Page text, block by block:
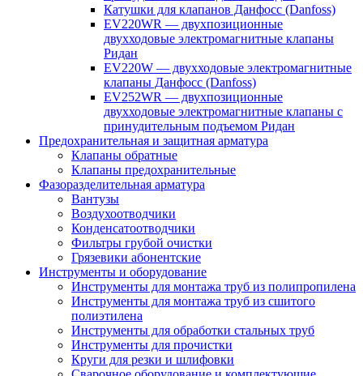
Катушки для клапанов Данфосс (Danfoss)
EV220WR — двухпозиционные
двухходовые электромагнитные клапаны
Ридан
EV220W — двухходовые электромагнитные
клапаны Данфосс (Danfoss)
EV252WR — двухпозиционные
двухходовые электромагнитные клапаны с
принудительным подъемом Ридан
Предохранительная и защитная арматура
Клапаны обратные
Клапаны предохранительные
Фазоразделительная арматура
Вантузы
Воздухоотводчики
Конденсатоотводчики
Фильтры грубой очистки
Грязевики абонентские
Инструменты и оборудование
Инструменты для монтажа труб из полипропилена
Инструменты для монтажа труб из сшитого
полиэтилена
Инструменты для обработки стальных труб
Инструменты для прочистки
Круги для резки и шлифовки